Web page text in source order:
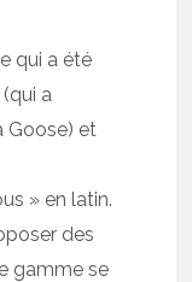
qui a été
(qui a
Goose) et
» en latin.
des
gamme se